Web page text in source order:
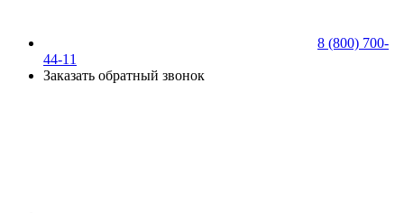
8 (800) 700-
44-11
Заказать обратный звонок